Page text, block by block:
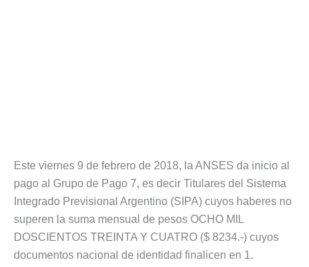
Este viernes 9 de febrero de 2018, la ANSES da inicio al
pago al Grupo de Pago 7, es decir Titulares del Sistema
Integrado Previsional Argentino (SIPA) cuyos haberes no
superen la suma mensual de pesos OCHO MIL
DOSCIENTOS TREINTA Y CUATRO ($ 8234.-) cuyos
documentos nacional de identidad finalicen en 1.